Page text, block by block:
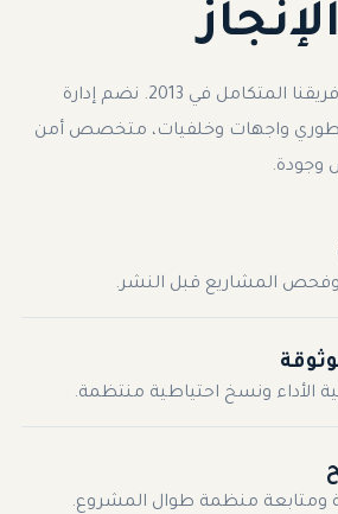
بدأنا عام 2008، وتكوّن فريقنا المتكامل في 2013. نضم إدارة
واجهات وخلفيات، متخصص أمن
وجودة.
وفحص المشاريع قبل النشر.
الأداء ونسخ احتياطية منتظمة.
ومتابعة منظمة طوال المشروع.